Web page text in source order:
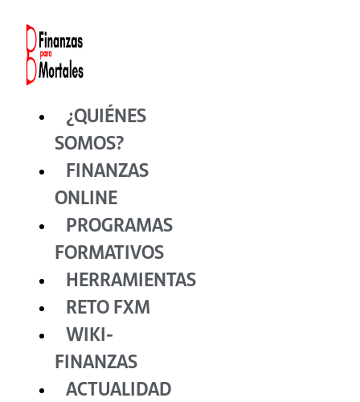
contenido
¿QUIÉNES
SOMOS?
FINANZAS
ONLINE
PROGRAMAS
FORMATIVOS
HERRAMIENTAS
RETO FXM
WIKI-
FINANZAS
ACTUALIDAD